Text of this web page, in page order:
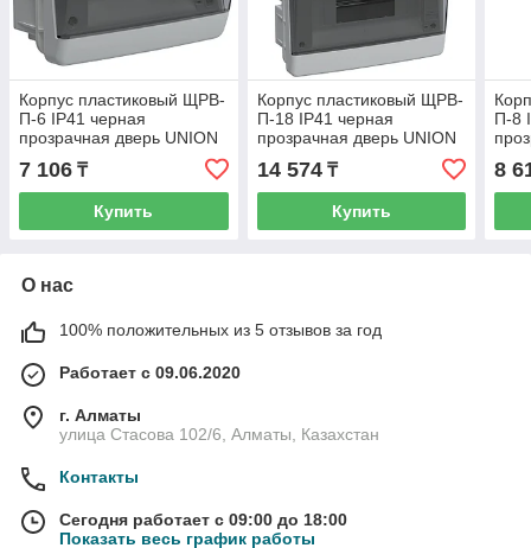
Корпус пластиковый ЩРВ-
П-6 IP41 черная
прозрачная дверь UNION
Compact ИЭК
7 106 ₸
Купить
Корпус пластиковый ЩРВ-
П-18 IP41 черная
прозрачная дверь UNION
Compact ИЭК
14 574₸
Купить
П-8
8
О нас
100% положительных из 5 отзывов за год
Работает с 09.06.2020
г. Алматы
улица Стасова 102/6, Алматы, Казахстан
Контакты
Сегодня работает с 09:00 до 18:00
Показать весь график работы